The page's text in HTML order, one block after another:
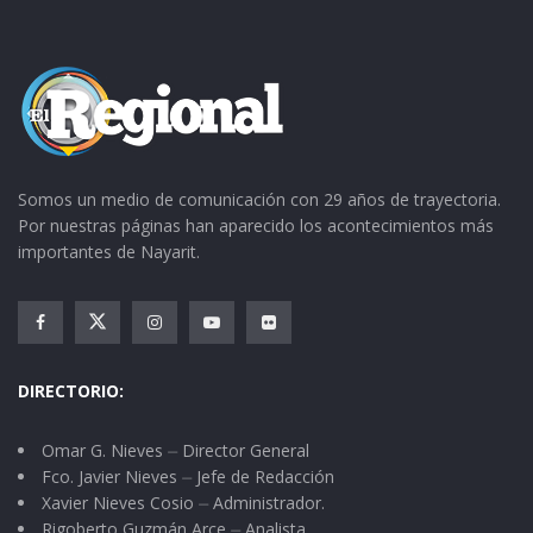
Después de varios llamados, Nieves descobijó
los ojos, bajó la escalera con el cabello
hambre?, respondimos asintiendo de manera
uniforme.
El sol comenzaba a calentar, atravesamos el
tianguis caminando, saludamos a Luisa
organización social “Vientos de Octubre”, Omar
y Luisa han encabezado la lucha para dar una
fracción de La Parota a algunos ahuacatlenses
que no tienen tierra.
Somos un medio de comunicación con 29 años de trayectoria.
Por nuestras páginas han aparecido los acontecimientos más
importantes de Nayarit.
DIRECTORIO:
Omar G. Nieves ⏤ Director General
Fco. Javier Nieves ⏤ Jefe de Redacción
Xavier Nieves Cosio ⏤ Administrador.